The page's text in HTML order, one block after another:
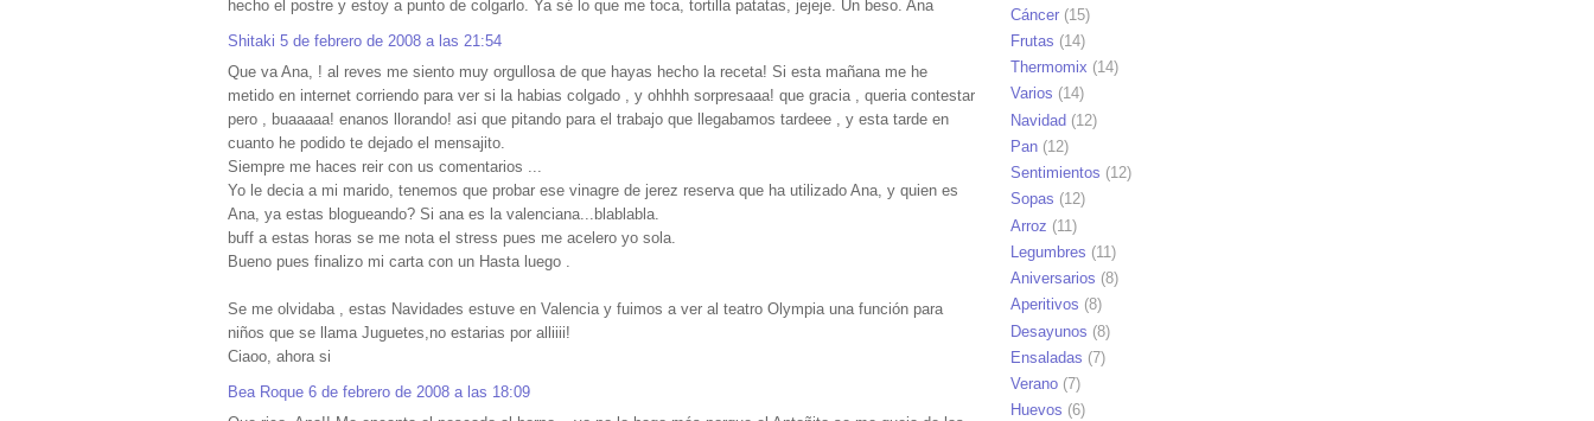
hecho el postre y estoy a punto de colgarlo. Ya sé lo que me toca, tortilla patatas, jejeje. Un beso. Ana
Shitaki 5 de febrero de 2008 a las 21:54
Que va Ana, ! al reves me siento muy orgullosa de que hayas hecho la receta! Si esta mañana me he
metido en internet corriendo para ver si la habias colgado , y ohhhh sorpresaaa! que gracia , queria contestar
pero , buaaaaa! enanos llorando! asi que pitando para el trabajo que llegabamos tardeee , y esta tarde en
cuanto he podido te dejado el mensajito.
Siempre me haces reir con us comentarios ...
Yo le decia a mi marido, tenemos que probar ese vinagre de jerez reserva que ha utilizado Ana, y quien es
Ana, ya estas blogueando? Si ana es la valenciana...blablabla.
buff a estas horas se me nota el stress pues me acelero yo sola.
Bueno pues finalizo mi carta con un Hasta luego .
Se me olvidaba , estas Navidades estuve en Valencia y fuimos a ver al teatro Olympia una función para
niños que se llama Juguetes,no estarias por alliiii!
Ciaoo, ahora si
Bea Roque 6 de febrero de 2008 a las 18:09
Cáncer (15)
Frutas (14)
Thermomix (14)
Varios (14)
Navidad (12)
Pan (12)
Sentimientos (12)
Sopas (12)
Arroz (11)
Legumbres (11)
Aniversarios (8)
Aperitivos (8)
Desayunos (8)
Ensaladas (7)
Verano (7)
Huevos (6)